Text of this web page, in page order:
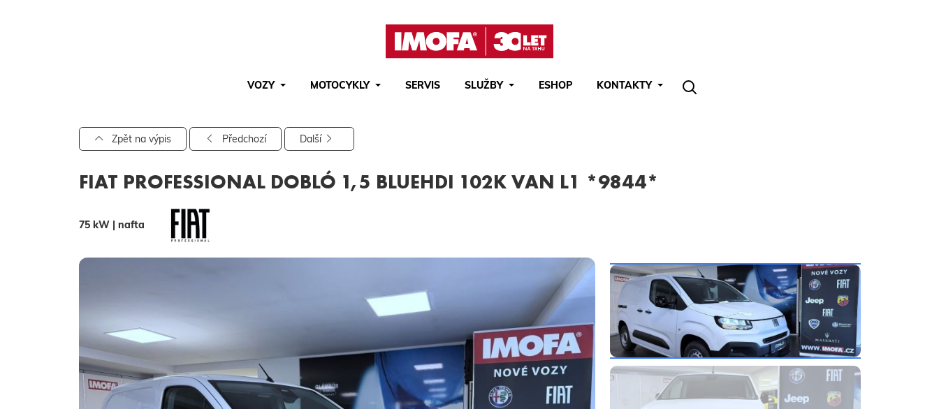
VOZY MOTOCYKLY SERVIS SLUŽBY ESHOP
KONTAKTY
Pro vyhledávání zadejte alespoň 3 znaky.
Zpět na výpis Předchozí Další
FIAT PROFESSIONAL DOBLÓ 1,5 BLUEHDI 102K VAN L1 *9844*
75 kW | nafta